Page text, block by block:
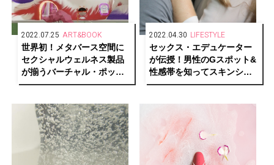
2022.07.25 ART&BOOK
世界初！メタバース空間に
セクシャルウェルネス製品
が揃うバーチャル・ポップ
アップストア
2022.04.30 LIFESTYLE
セックス・エデュケーター
が伝授！男性のGスポット&
性感帯を知ってスキンシッ
プを高める方法